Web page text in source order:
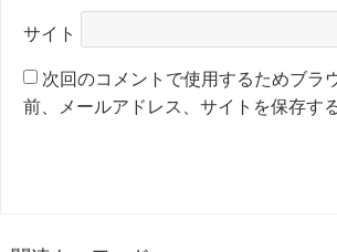
サイト
次回のコメントで使用するためブラ
前、メールアドレス、サイトを保存する